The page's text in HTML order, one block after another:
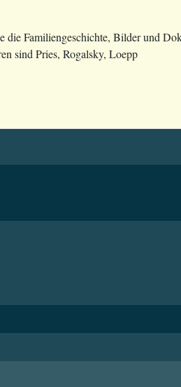
die Familiengeschichte, Bilder und
sind Pries, Rogalsky, Loepp